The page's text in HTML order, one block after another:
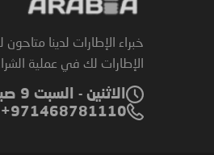
خبراء الإطارات لدينا
الإطارات لك في عملية الشراء
الاثنين - السبت 9 صباحًا إلى 8 مساءً | الأحد 9 صباحًا إلى 6 مساءً
971468781110+